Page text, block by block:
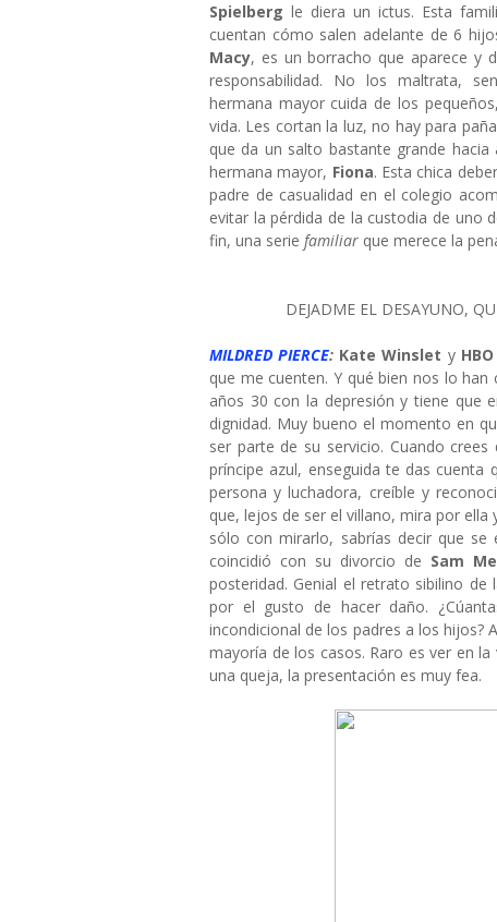
Spielberg le diera un ictus. Esta
cuentan cómo salen adelante de 6
Macy, es un borracho que aparece y
responsabilidad. No los maltrata,
hermana mayor cuida de los
vida. Les cortan la luz, no hay para
que da un salto bastante grande hacia
hermana mayor, Fiona. Esta chica
padre de casualidad en el colegio
evitar la pérdida de la custodia de uno
fin, una serie familiar que merece la
DEJADME EL DESAYUNO,
MILDRED PIERCE: Kate Winslet y HBO
que me cuenten. Y qué bien nos lo
años 30 con la depresión y tiene que
dignidad. Muy bueno el momento en
ser parte de su servicio. Cuando
príncipe azul, enseguida te das cuenta
persona y luchadora, creíble y
que, lejos de ser el villano, mira por
sólo con mirarlo, sabrías decir que
coincidió con su divorcio de Sam
posteridad. Genial el retrato sibilino
por el gusto de hacer daño.
incondicional de los padres a los hijos?
mayoría de los casos. Raro es ver en
una queja, la presentación es muy fea.